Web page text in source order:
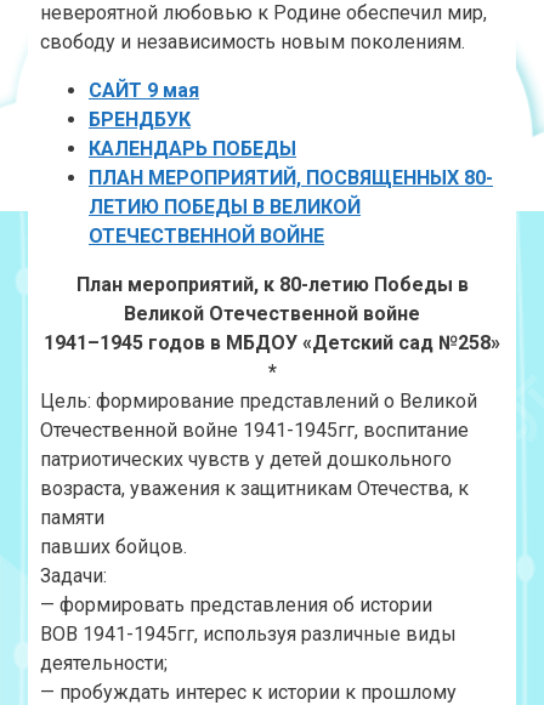
невероятной любовью к Родине обеспечил мир,
свободу и независимость новым поколениям.
САЙТ 9 мая
БРЕНДБУК
КАЛЕНДАРЬ ПОБЕДЫ
ПЛАН МЕРОПРИЯТИЙ, ПОСВЯЩЕННЫХ 80-
ЛЕТИЮ ПОБЕДЫ В ВЕЛИКОЙ
ОТЕЧЕСТВЕННОЙ ВОЙНЕ
План мероприятий, к 80-летию Победы в
Великой Отечественной войне
1941–1945 годов в МБДОУ «Детский сад №258»
*
Цель: формирование представлений о Великой
Отечественной войне 1941-1945гг, воспитание
патриотических чувств у детей дошкольного
возраста, уважения к защитникам Отечества, к
памяти
павших бойцов.
Задачи:
— формировать представления об истории
ВОВ 1941-1945гг, используя различные виды
деятельности;
— пробуждать интерес к истории к прошлому